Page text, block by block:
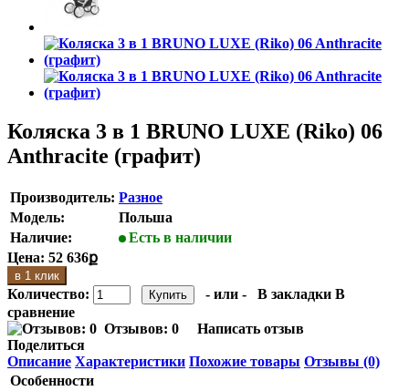
Коляска 3 в 1 BRUNO LUXE (Riko) 06
Anthracite (графит)
Производитель: Разное
Модель:
Польша
Наличие:
Есть в наличии
Цена: 52 636ք
в 1 клик
Количество: - или - В закладки В
сравнение
Отзывов: 0
Написать отзыв
Поделиться
Описание Характеристики Похожие товары Отзывы (0)
Особенности